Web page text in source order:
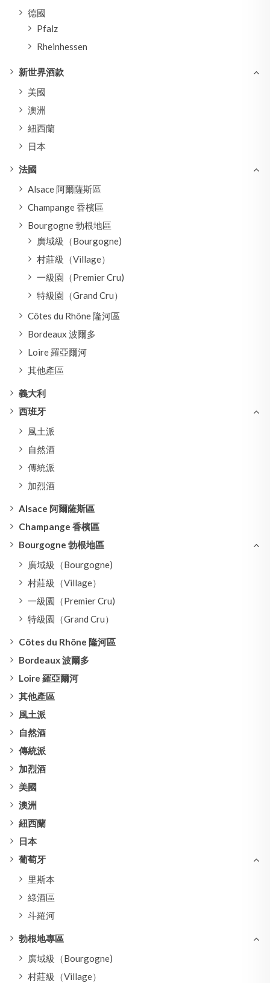
德國
Pfalz
Rheinhessen
新世界酒款
美國
澳洲
紐西蘭
日本
法國
Alsace 阿爾薩斯區
Champange 香檳區
Bourgogne 勃根地區
廣域級（Bourgogne)
村莊級（Village）
一級園（Premier Cru)
特級園（Grand Cru）
Côtes du Rhône 隆河區
Bordeaux 波爾多
Loire 羅亞爾河
其他產區
義大利
西班牙
風土派
自然酒
傳統派
加烈酒
Alsace 阿爾薩斯區
Champange 香檳區
Bourgogne 勃根地區
廣域級（Bourgogne)
村莊級（Village）
一級園（Premier Cru)
特級園（Grand Cru）
Côtes du Rhône 隆河區
Bordeaux 波爾多
Loire 羅亞爾河
其他產區
風土派
自然酒
傳統派
加烈酒
美國
澳洲
紐西蘭
日本
葡萄牙
里斯本
綠酒區
斗羅河
勃根地專區
廣域級（Bourgogne)
村莊級（Village）